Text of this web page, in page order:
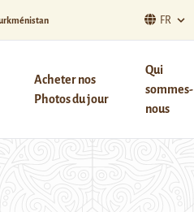
FR
Acheter nos
Photos du jour
Qui
sommes-
nous